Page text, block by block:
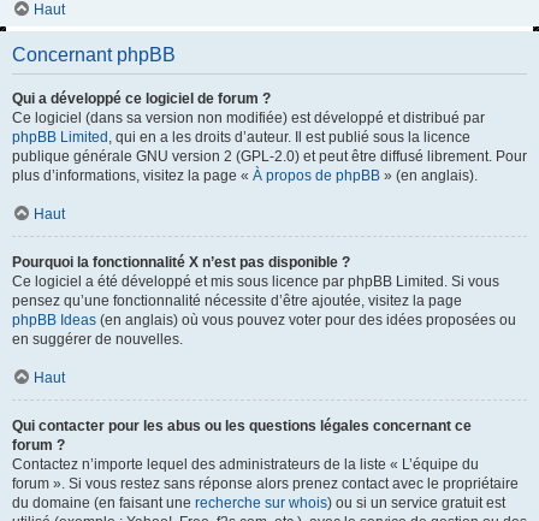
Haut
Concernant phpBB
Qui a développé ce logiciel de forum ?
Ce logiciel (dans sa version non modifiée) est développé et distribué par
phpBB Limited , qui en a les droits d’auteur. Il est publié sous la licence
publique générale GNU version 2 (GPL-2.0) et peut être diffusé librement. Pour
plus d’informations, visitez la page « À propos de phpBB » (en anglais).
Haut
Pourquoi la fonctionnalité X n’est pas disponible ?
Ce logiciel a été développé et mis sous licence par phpBB Limited. Si vous
pensez qu’une fonctionnalité nécessite d’être ajoutée, visitez la page
phpBB Ideas (en anglais) où vous pouvez voter pour des idées proposées ou
en suggérer de nouvelles.
Haut
Qui contacter pour les abus ou les questions légales concernant ce
forum ?
Contactez n’importe lequel des administrateurs de la liste « L’équipe du
forum ». Si vous restez sans réponse alors prenez contact avec le propriétaire
du domaine (en faisant une recherche sur whois) ou si un service gratuit est